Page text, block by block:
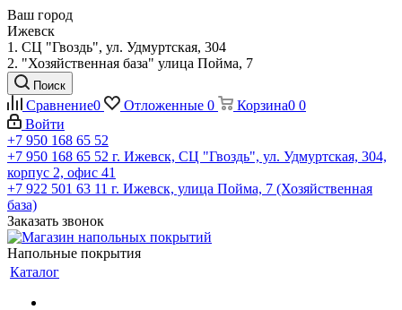
Ваш город
Ижевск
1. СЦ "Гвоздь", ул. Удмуртская, 304
2. "Хозяйственная база" улица Пойма, 7
Поиск
Сравнение0 Отложенные 0 Корзина0 0
Войти
+7 950 168 65 52
+7 950 168 65 52 г. Ижевск, СЦ "Гвоздь", ул. Удмуртская, 304,
корпус 2, офис 41
+7 922 501 63 11 г. Ижевск, улица Пойма, 7 (Хозяйственная
база)
Заказать звонок
Напольные покрытия
Каталог